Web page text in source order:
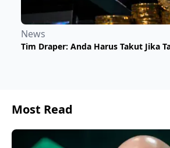
News
Tim Draper: Anda Harus Takut Jika
Most Read